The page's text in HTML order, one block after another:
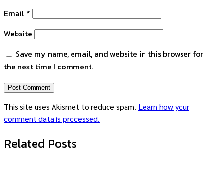
Email *
Website
Save my name, email, and website in this browser for
the next time I comment.
This site uses Akismet to reduce spam. Learn how your
comment data is processed.
Related Posts